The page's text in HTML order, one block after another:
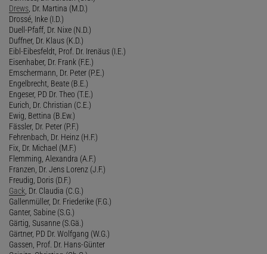
Drews , Dr. Martina (M.D.)
Drossé, Inke (I.D.)
Duell-Pfaff, Dr. Nixe (N.D.)
Duffner, Dr. Klaus (K.D.)
Eibl-Eibesfeldt, Prof. Dr. Irenäus (I.E.)
Eisenhaber, Dr. Frank (F.E.)
Emschermann, Dr. Peter (P.E.)
Engelbrecht, Beate (B.E.)
Engeser, PD Dr. Theo (T.E.)
Eurich, Dr. Christian (C.E.)
Ewig, Bettina (B.Ew.)
Fässler, Dr. Peter (P.F.)
Fehrenbach, Dr. Heinz (H.F.)
Fix, Dr. Michael (M.F.)
Flemming, Alexandra (A.F.)
Franzen, Dr. Jens Lorenz (J.F.)
Freudig, Doris (D.F.)
Gack , Dr. Claudia (C.G.)
Gallenmüller, Dr. Friederike (F.G.)
Ganter, Sabine (S.G.)
Gärtig, Susanne (S.Gä.)
Gärtner, PD Dr. Wolfgang (W.G.)
Gassen, Prof. Dr. Hans-Günter